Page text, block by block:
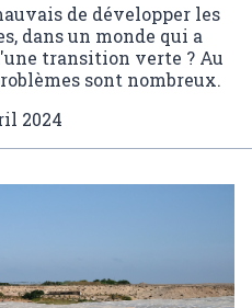
de développer les
dans un monde qui a
transition verte ? Au
sont nombreux.
2024